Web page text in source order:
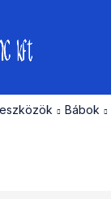
Bábok